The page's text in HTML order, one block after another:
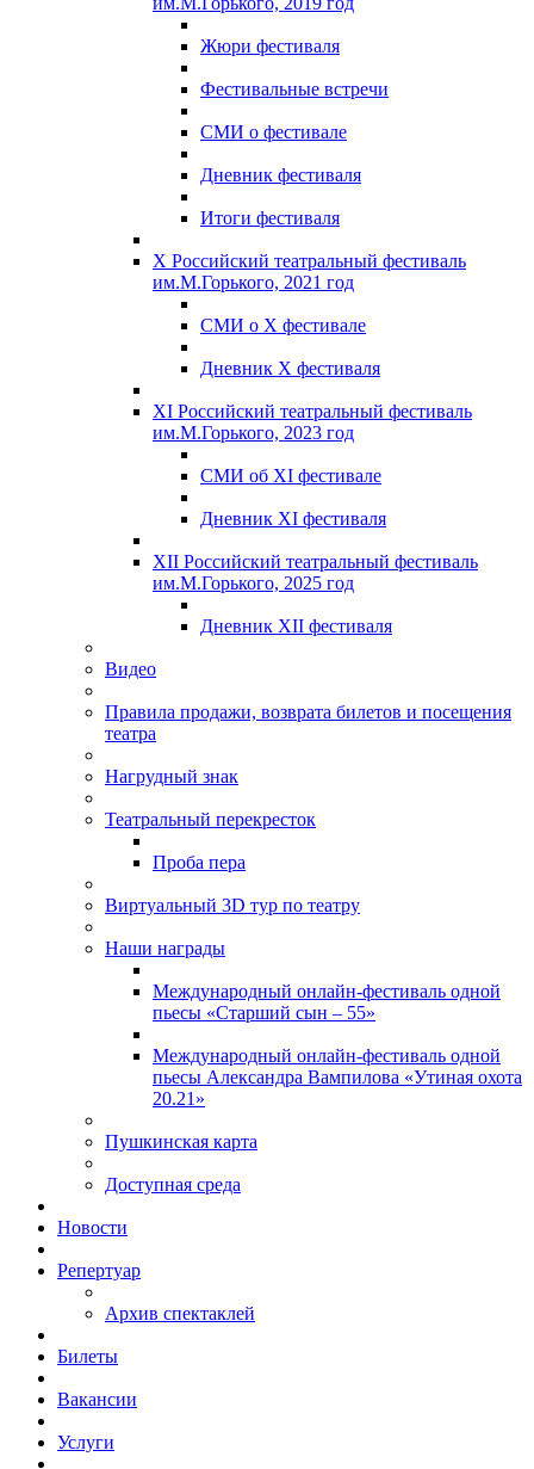
Жюри фестиваля
Фестивальные встречи
СМИ о фестивале
Дневник фестиваля
Итоги фестиваля
X Российский театральный фестиваль
им.М.Горького, 2021 год
СМИ о X фестивале
Дневник X фестиваля
XI Российский театральный фестиваль
им.М.Горького, 2023 год
СМИ об XI фестивале
Дневник XI фестиваля
XII Российский театральный фестиваль
им.М.Горького, 2025 год
Дневник XII фестиваля
Видео
Правила продажи, возврата билетов и посещения
театра
Нагрудный знак
Театральный перекресток
Проба пера
Виртуальный 3D тур по театру
Наши награды
Международный онлайн-фестиваль одной
пьесы «Старший сын – 55»
Международный онлайн-фестиваль одной
пьесы Александра Вампилова «Утиная охота
20.21»
Пушкинская карта
Доступная среда
Новости
Репертуар
Архив спектаклей
Билеты
Вакансии
Услуги